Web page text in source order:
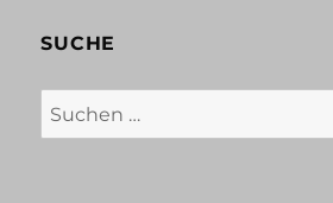
SUCHE
Suchen
nach: